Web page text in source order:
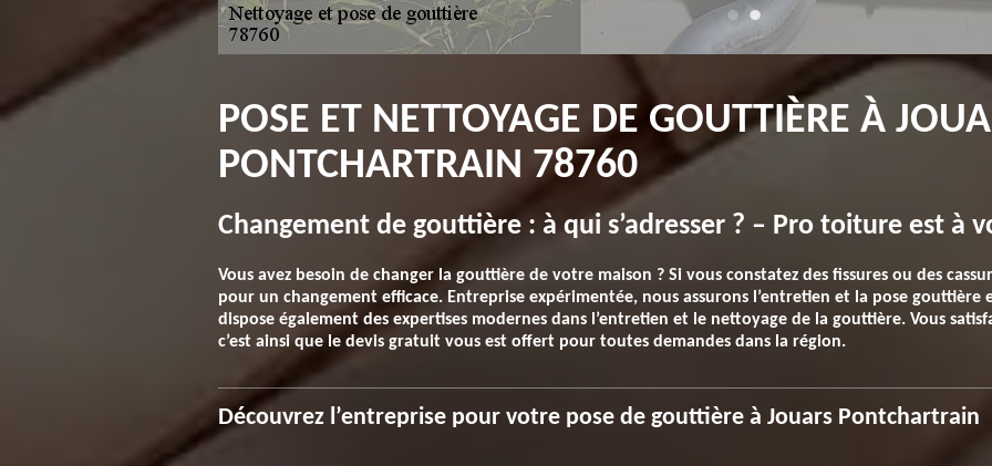
POSE ET NETTOYAGE DE GOUTTIÈRE À
PONTCHARTRAIN 78760
Changement de gouttière : à qui s’adresser ? – Pro toiture est à
Vous avez besoin de changer la gouttière de votre maison ? Si vous constatez des fissures ou des
pour un changement efficace. Entreprise expérimentée, nous assurons l’entretien et la pose
dispose également des expertises modernes dans l’entretien et le nettoyage de la gouttière. Vous
c’est ainsi que le devis gratuit vous est offert pour toutes demandes dans la région.
Découvrez l’entreprise pour votre pose de gouttière à Jouars Pontchartrain